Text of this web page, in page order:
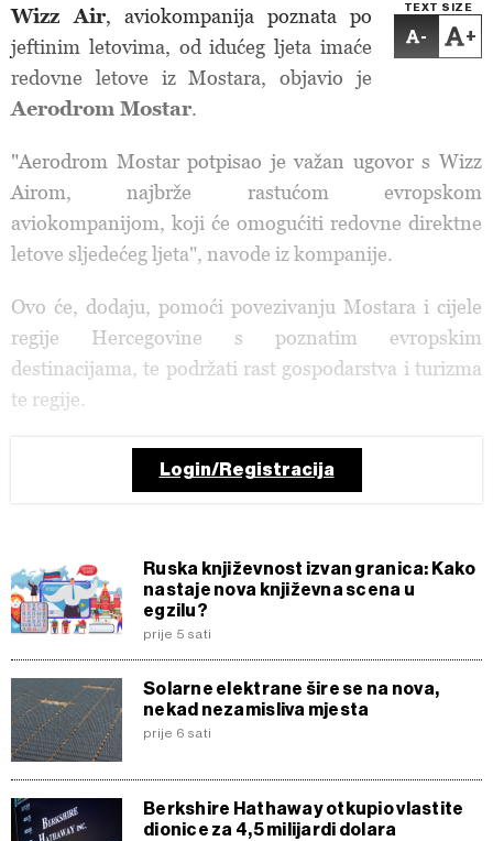
TEXT SIZE
- +
Wizz Air, aviokompanija poznata po
jeftinim letovima, od idućeg ljeta imaće
redovne letove iz Mostara, objavio je
Aerodrom Mostar.
"Aerodrom Mostar potpisao je važan ugovor s Wizz
Airom, najbrže rastućom evropskom
aviokompanijom, koji će omogućiti redovne direktne
letove sljedećeg ljeta", navode iz kompanije.
Ovo će, dodaju, pomoći povezivanju Mostara i cijele
regije Hercegovine s poznatim evropskim
destinacijama, te podržati rast gospodarstva i turizma
te regije.
Login/Registracija
Ruska književnost izvan granica: Kako
nastaje nova književna scena u
egzilu?
prije 5 sati
Solarne elektrane šire se na nova,
nekad nezamisliva mjesta
prije 6 sati
Berkshire Hathaway otkupio vlastite
dionice za 4,5 milijardi dolara